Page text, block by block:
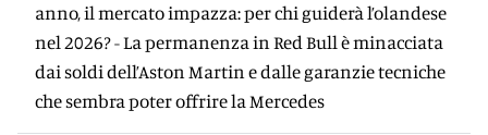
anno, il mercato impazza: per chi guiderà l’olandese
nel 2026? - La permanenza in Red Bull è minacciata
dai soldi dell’Aston Martin e dalle garanzie tecniche
che sembra poter offrire la Mercedes